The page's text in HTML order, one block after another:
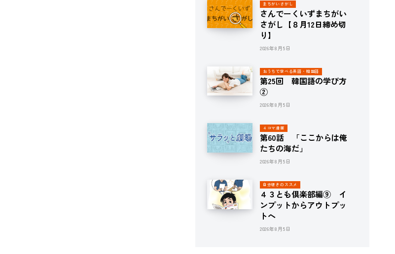
まちがいさがし
さんでーくいずまちがい
さがし【８月12日締め切
り】
2026年8月5日
おうちで学べる英語・韓国語
第25回 韓国語の学び方
②
2026年8月5日
４コマ漫画
第60話 「ここからは俺
たちの海だ」
2026年8月5日
自分研きのススメ
４３とも倶楽部編⑨ イ
ンプットからアウトプッ
トへ
2026年8月5日